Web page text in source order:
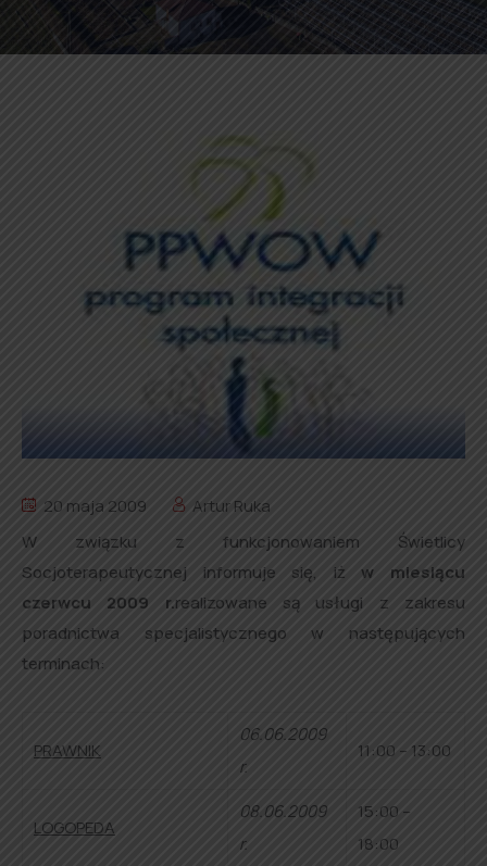
20 maja 2009
Artur Ruka
W związku z funkcjonowaniem Świetlicy
Socjoterapeutycznej informuje się, iżw miesiącu
czerwcu 2009 r.realizowane są usługi z zakresu
poradnictwa specjalistycznego w następujących
terminach:
PRAWNIK
06.06.2009
r.
11:00 – 13:00
LOGOPEDA
08.06.2009
r.
15:00 –
18:00